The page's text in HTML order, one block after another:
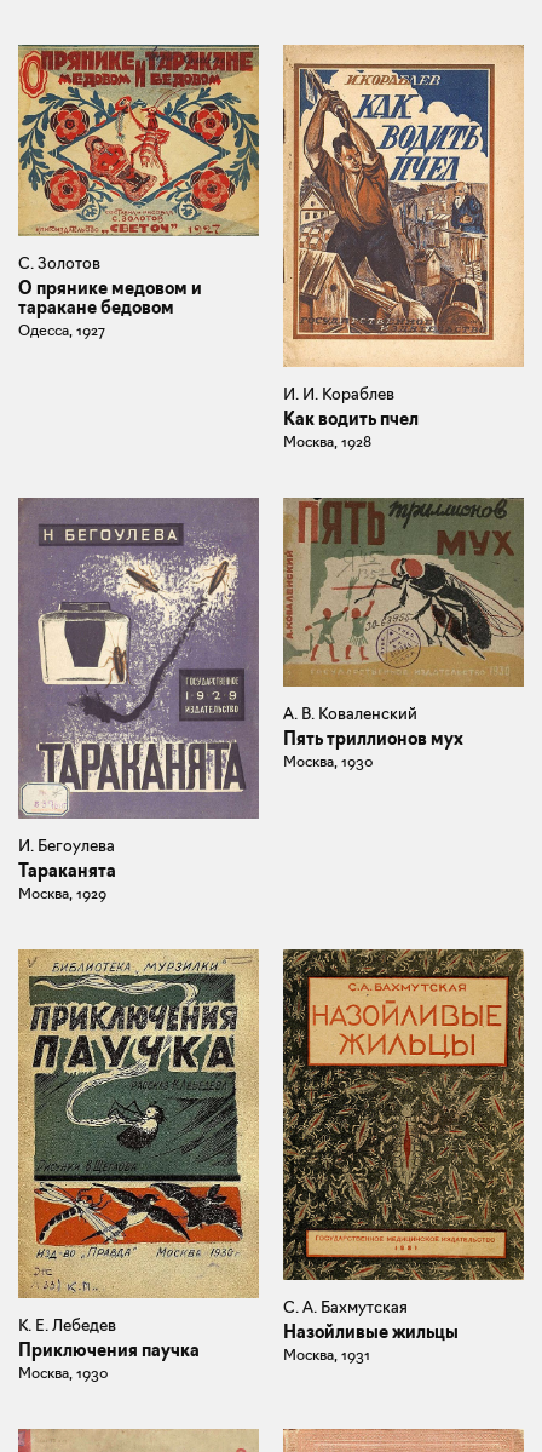
С. Золотов
О прянике медовом и
таракане бедовом
Одесса, 1927
И. И. Кораблев
Как водить пчел
Москва, 1928
И. Бегоулева
Тараканята
Москва, 1929
А. В. Коваленский
Пять триллионов мух
Москва, 1930
К. Е. Лебедев
Приключения паучка
Москва, 1930
С. А. Бахмутская
Назойливые жильцы
Москва, 1931